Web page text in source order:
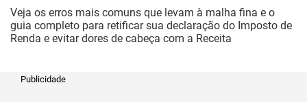
Veja os erros mais comuns que levam à malha fina e o
guia completo para retificar sua declaração do Imposto de
Renda e evitar dores de cabeça com a Receita
Publicidade